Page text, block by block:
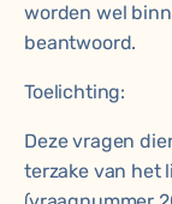
worden wel
beantwoord.
Toelichting:
Deze vragen
terzake van het